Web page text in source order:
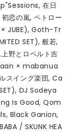
在日
恋の嵐, ペトロー
× JUBE), Goth-Tr
SET), 般若,
野とロベルト吉
× mabanua
スイング楽団, Ca
DJ Sodeya
Is Good, Qom
Black Ganion,
/ SKUNK HEA